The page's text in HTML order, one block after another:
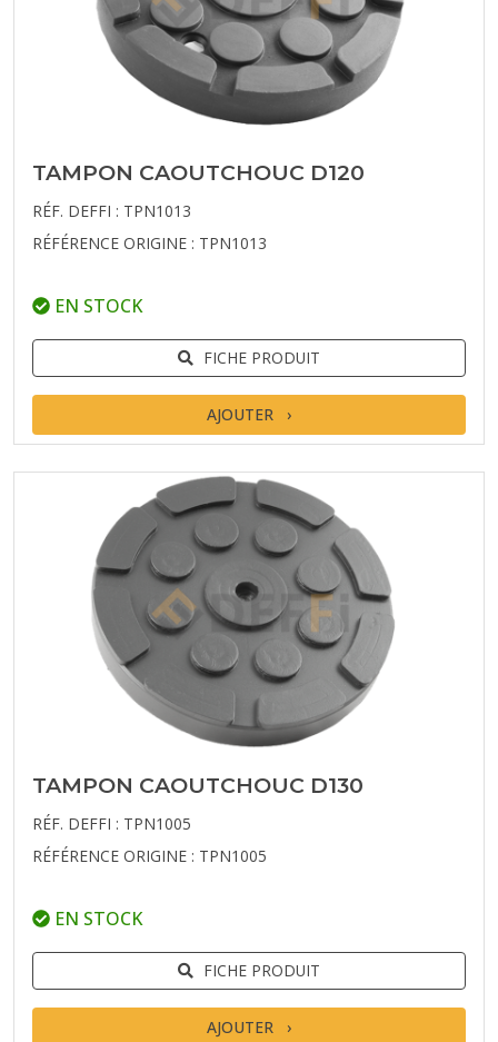
TAMPON CAOUTCHOUC D120
RÉF. DEFFI : TPN1013
RÉFÉRENCE ORIGINE : TPN1013
EN STOCK
FICHE PRODUIT
AJOUTER
TAMPON CAOUTCHOUC D130
RÉF. DEFFI : TPN1005
RÉFÉRENCE ORIGINE : TPN1005
EN STOCK
FICHE PRODUIT
AJOUTER